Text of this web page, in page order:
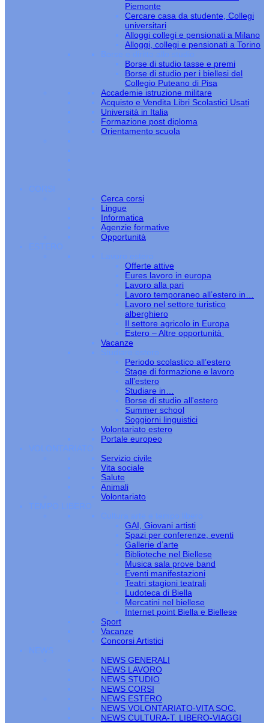
Piemonte
Cercare casa da studente, Collegi
universitari
Alloggi collegi e pensionati a Milano
Alloggi, collegi e pensionati a Torino
Borse e diritto allo studio
Borse di studio tasse e premi
Borse di studio per i biellesi del
Collegio Puteano di Pisa
Accademie istruzione militare
Acquisto e Vendita Libri Scolastici Usati
Università in Italia
Formazione post diploma
Orientamento scuola
CORSI
Cerca corsi
Lingue
Informatica
Agenzie formative
Opportunità
ESTERO
Lavoro estero
Offerte attive
Eures lavoro in europa
Lavoro alla pari
Lavoro temporaneo all’estero in…
Lavoro nel settore turistico
alberghiero
Il settore agricolo in Europa
Estero – Altre opportunità
Vacanze
Studiare estero
Periodo scolastico all’estero
Stage di formazione e lavoro
all’estero
Studiare in…
Borse di studio all'estero
Summer school
Soggiorni linguistici
Volontariato estero
Portale europeo
VOLONTARIATO
Servizio civile
Vita sociale
Salute
Animali
Volontariato
TEMPO LIBERO
Cultura arte e tempo libero
GAI, Giovani artisti
Spazi per conferenze, eventi
Gallerie d’arte
Biblioteche nel Biellese
Musica sala prove band
Eventi manifestazioni
Teatri stagioni teatrali
Ludoteca di Biella
Mercatini nel biellese
Internet point Biella e Biellese
Sport
Vacanze
Concorsi Artistici
NEWS
NEWS GENERALI
NEWS LAVORO
NEWS STUDIO
NEWS CORSI
NEWS ESTERO
NEWS VOLONTARIATO-VITA SOC.
NEWS CULTURA-T. LIBERO-VIAGGI